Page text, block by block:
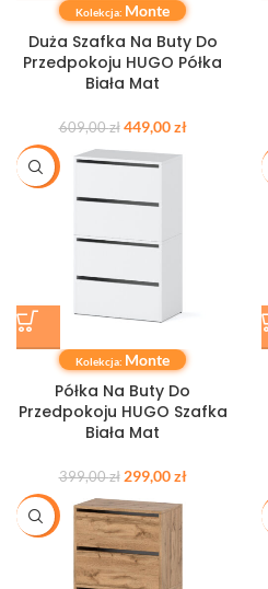
Kolekcja: Monte
Duża Szafka Na Buty Do
Przedpokoju HUGO Półka
Biała Mat
609,00zł 449,00zł
-25%
Kolekcja: Monte
Półka Na Buty Do
Przedpokoju HUGO Szafka
Biała Mat
399,00zł 299,00zł
-27%